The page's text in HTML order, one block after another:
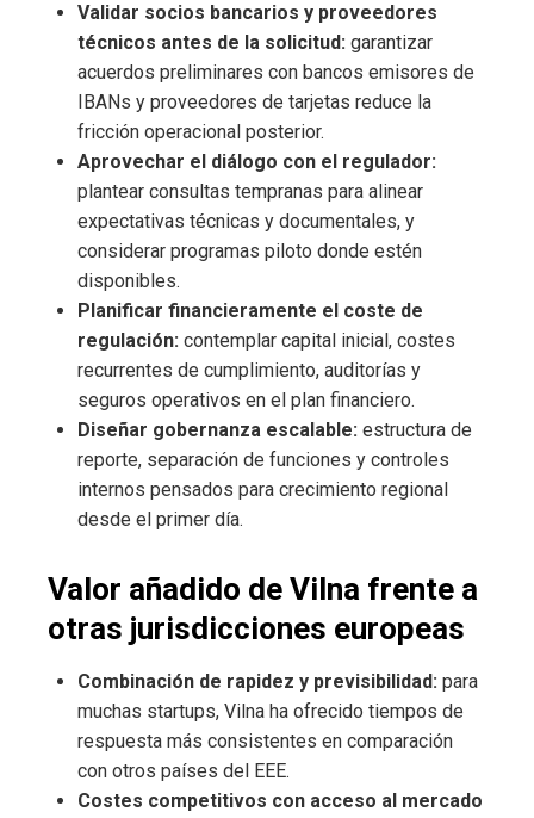
Validar socios bancarios y proveedores
técnicos antes de la solicitud: garantizar
acuerdos preliminares con bancos emisores de
IBANs y proveedores de tarjetas reduce la
fricción operacional posterior.
Aprovechar el diálogo con el regulador:
plantear consultas tempranas para alinear
expectativas técnicas y documentales, y
considerar programas piloto donde estén
disponibles.
Planificar financieramente el coste de
regulación: contemplar capital inicial, costes
recurrentes de cumplimiento, auditorías y
seguros operativos en el plan financiero.
Diseñar gobernanza escalable: estructura de
reporte, separación de funciones y controles
internos pensados para crecimiento regional
desde el primer día.
Valor añadido de Vilna frente a
otras jurisdicciones europeas
Combinación de rapidez y previsibilidad: para
muchas startups, Vilna ha ofrecido tiempos de
respuesta más consistentes en comparación
con otros países del EEE.
Costes competitivos con acceso al mercado